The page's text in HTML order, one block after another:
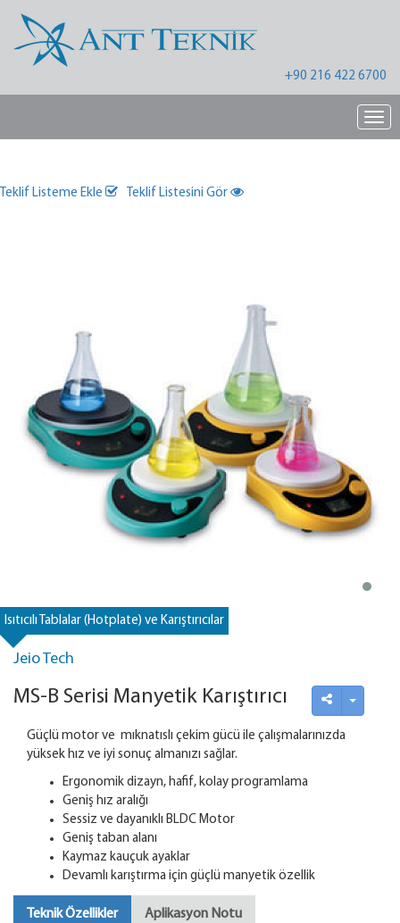
+90 216 422 6700
Teklif Listeme Ekle Teklif Listesini Gör
Isıtıcılı Tablalar (Hotplate) ve Karıştırıcılar
Jeio Tech
MS-B Serisi Manyetik Karıştırıcı
Güçlü motor ve mıknatıslı çekim gücü ile çalışmalarınızda
yüksek hız ve iyi sonuç almanızı sağlar.
Ergonomik dizayn, hafif, kolay programlama
Geniş hız aralığı
Sessiz ve dayanıklı BLDC Motor
Geniş taban alanı
Kaymaz kauçuk ayaklar
Devamlı karıştırma için güçlü manyetik özellik
Teknik Özellikler Aplikasyon Notu